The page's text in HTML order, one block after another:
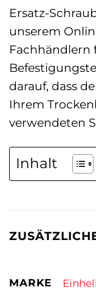
Ersatz-
unserem
Fachhändlern
darauf, dass
Ihrem
verwendeten
Inhalt
MARKE Einhell